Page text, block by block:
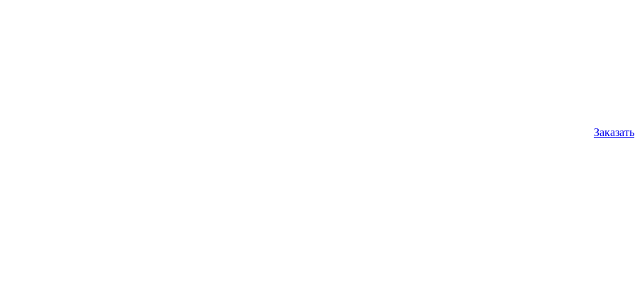
Заказать